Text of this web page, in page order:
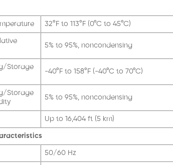
32°F to 113°F (0°C to 45°C)
5% to 95%, noncondensing
Storage
-40°F to 158°F (-40°C to 70°C)
Storage
5% to 95%, noncondensing
Up to 16,404 ft (5 km)
50/60 Hz